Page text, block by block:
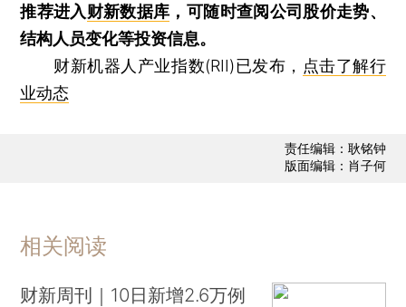
推荐进入财新数据库 ，可随时查阅公司股价走势、
结构人员变化等投资信息。
财新机器人产业指数(RII)已发布， 点击了解行
业动态
责任编辑：耿铭钟
版面编辑：肖子何
相关阅读
财新周刊｜10日新增2.6万例